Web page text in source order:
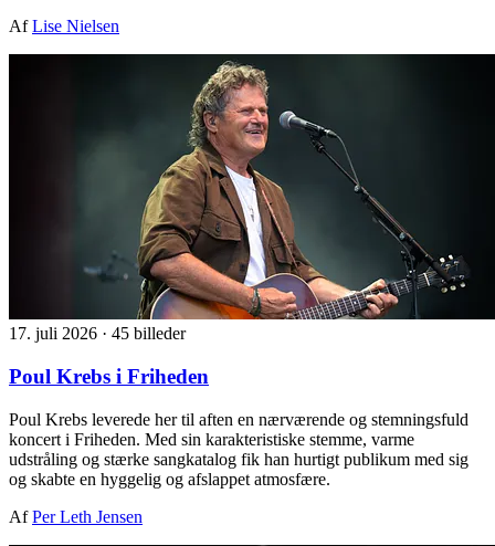
AfLise Nielsen
17. juli 2026 · 45 billeder
Poul Krebs i Friheden
Poul Krebs leverede her til aften en nærværende og stemningsfuld
koncert i Friheden. Med sin karakteristiske stemme, varme
udstråling og stærke sangkatalog fik han hurtigt publikum med sig
og skabte en hyggelig og afslappet atmosfære.
AfPer Leth Jensen